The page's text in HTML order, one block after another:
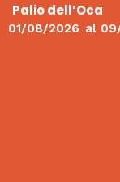
Palio dell’Oca
01/08/2026 al